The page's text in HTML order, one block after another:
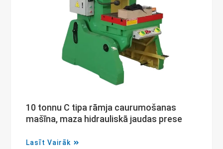
10 tonnu C tipa rāmja caurumošanas
mašīna, maza hidrauliskā jaudas prese
Lasīt Vairāk